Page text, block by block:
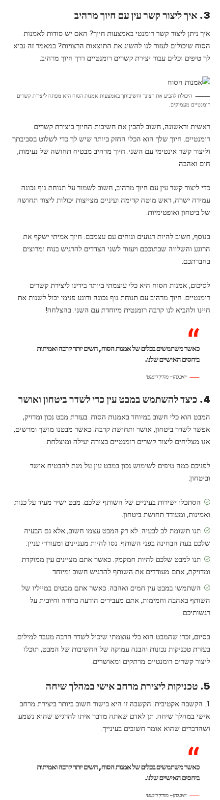
3. איך ליצור קשר עין עם חיוך מרהיב
איך ניתן ליצור קשר רומנטי באמצעות חיוך? האם יש סודות לאמנות
הסוח שיכולים לעזור לנו להשיג את התוצאות הרצויות? במאמר זה נביא
לך טיפים וכלים עבור יצירת קשרים רומנטיים דרך חיוך מרהיב.
היכולת להביע את רצונך וחשיבותך באמצעות אמנות הסוח היא מפתח ליצירת קשרים
רומנטיים מעמיקים.
ראשית וראשונה, חשוב להבין את חשיבות החיוך ביצירת קשרים
רומנטיים. חיוך שלך הוא הכלי החזק ביותר שיש לך כדי לשלוט בסביבתך
וליצור קשר אינטימי עם השני. חיוך מרהיב מבטיח תחושה של נעימות,
חום ואהבה.
כדי ליצור קשר עין עם חיוך מרהיב, חשוב לשמור על תנוחת גוף נכונה.
עמידה ישרה, ראש מוטה קדימה ועיניים מצייצות יכולות ליצור תחושה
של ביטחון ואופטימיות.
בנוסף, חשוב להיות רגועים ונוחים עם עצמכם. חיוך אמיתי ישקף את
הרוגע והשלווה שבתוככם ויעזור לשני הצדדים להרגיש בנוח ומרוצים
בחברתכם.
לסיכום, אמנות הסוח היא כלי עוצמתי ביותר בידינו ליצירת קשרים
רומנטיים. חיוך מרהיב עם תנוחת גוף נכונה ורוגע פנימי יכול לשנות את
חיינו ולהביא לנו קרבה רומנטית מיוחדת עם השני. בהצלחה!
כאשר משתמשים בכלים של אמנות הסוח, חשים יותר קרבה ואמיתות
ביחסים האישיים שלנו.
יואב כהן – מדריך רומנטי
4. כיצד להשתמש במבט עין כדי לשדר ביטחון ואושר
המבט הוא כלי חשוב במיוחד באמנות הסוח. בעזרת מבט נכון ומדויק,
אפשר לשדר ביטחון, אושר ותחושת קרבה. כאשר מבטנו מושך ומרשים,
אנו מצליחים ליצור קשרים רומנטיים בצורה יעילה ומוצלחת.
לפניכם כמה טיפים לשימוש נכון במבט עין על מנת להבטיח אושר
וביטחון:
הסתכלו ישירות בעיניים של השותף שלכם. מבט ישיר מעיד על כנות
ואמינות, ומעודד תחושת ביטחון.
תנו תשומת לב לבעיה. לא רק המבט עצמו חשוב, אלא גם הבעיה
שלכם בעת הבחינה בפני השותף. נסו להיות מעניינים ומעוררי עניין.
תנו למבט שלכם להיות חמקמק. כאשר אתם מציינים עין ממוקדת
ומדויקת, אתם מעודדים את השותף להרגיש חשוב ומיוחד.
השתמשו במבט עין חמים ואהבה. כאשר אתם מבטים במייליו של
השותף באהבה וחמימות, אתם מעבירים הודעה ברורה וחיובית על
רגשותיכם.
בסיום, זכרו שהמבט הוא כלי עוצמתי שיכול לשדר הרבה מעבר למילים.
בעזרת טכניקות נכונות והבנה עמוקה של החשיבות של המבט, תוכלו
ליצור קשרים רומנטיים מרתקים ומאושרים.
5. טכניקות ליצירת מרחב אישי במהלך שיחה
1. הקשבה אקטיבית: הקשבה זו היא כישור חשוב ביותר ביצירת מרחב
אישי במהלך שיחה. תן לאדם שאתה מדבר איתו להרגיש שהוא נשמע
ושהדברים שהוא אומר חשובים בעינייך.
כאשר משתמשים בכלים של אמנות הסוח, חשים יותר קרבה ואמיתות
ביחסים האישיים שלנו.
יואב כהן – מדריך רומנטי